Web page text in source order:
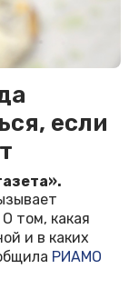
если
том, какая
и в каких
РИАМО